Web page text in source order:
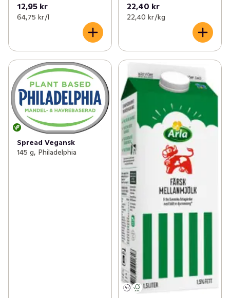
12,95 kr
64,75 kr /l
22,40 kr
22,40 kr /kg
Spread Vegansk
145 g, Philadelphia